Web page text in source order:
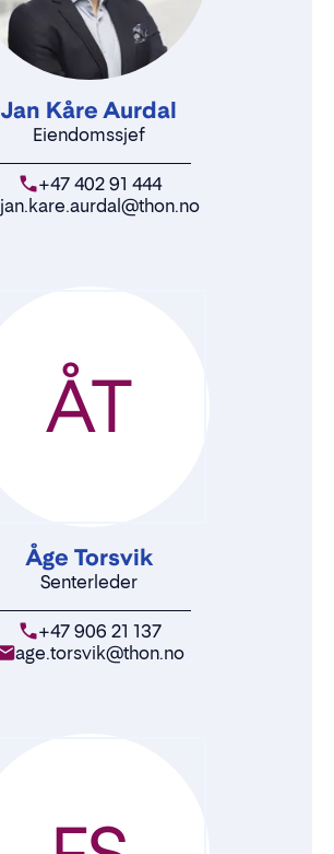
Jan Kåre Aurdal
Eiendomssjef
+47 402 91 444
jan.kare.aurdal@thon.no
Åge Torsvik
Senterleder
+47 906 21 137
age.torsvik@thon.no
ÅT